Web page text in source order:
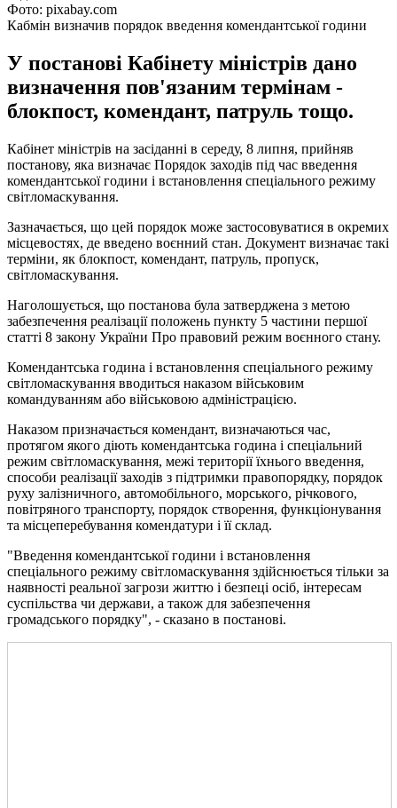
Фото: pixabay.com
Кабмін визначив порядок введення комендантської години
У постанові Кабінету міністрів дано
визначення пов'язаним термінам -
блокпост, комендант, патруль тощо.
Кабінет міністрів на засіданні в середу, 8 липня, прийняв
постанову, яка визначає Порядок заходів під час введення
комендантської години і встановлення спеціального режиму
світломаскування.
Зазначається, що цей порядок може застосовуватися в окремих
місцевостях, де введено воєнний стан. Документ визначає такі
терміни, як блокпост, комендант, патруль, пропуск,
світломаскування.
Наголошується, що постанова була затверджена з метою
забезпечення реалізації положень пункту 5 частини першої
статті 8 закону України Про правовий режим воєнного стану.
Комендантська година і встановлення спеціального режиму
світломаскування вводиться наказом військовим
командуванням або військовою адміністрацією.
Наказом призначається комендант, визначаються час,
протягом якого діють комендантська година і спеціальний
режим світломаскування, межі території їхнього введення,
способи реалізації заходів з підтримки правопорядку, порядок
руху залізничного, автомобільного, морського, річкового,
повітряного транспорту, порядок створення, функціонування
та місцеперебування комендатури і її склад.
"Введення комендантської години і встановлення
спеціального режиму світломаскування здійснюється тільки за
наявності реальної загрози життю і безпеці осіб, інтересам
суспільства чи держави, а також для забезпечення
громадського порядку", - сказано в постанові.